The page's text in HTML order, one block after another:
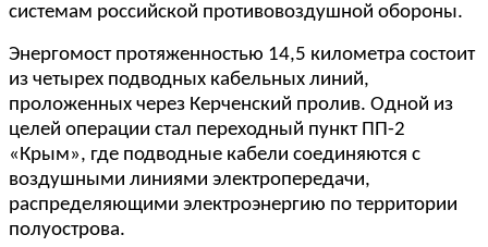
системам российской противовоздушной обороны.
Энергомост протяженностью 14,5 километра состоит
из четырех подводных кабельных линий,
проложенных через Керченский пролив. Одной из
целей операции стал переходный пункт ПП-2
«Крым», где подводные кабели соединяются с
воздушными линиями электропередачи,
распределяющими электроэнергию по территории
полуострова.